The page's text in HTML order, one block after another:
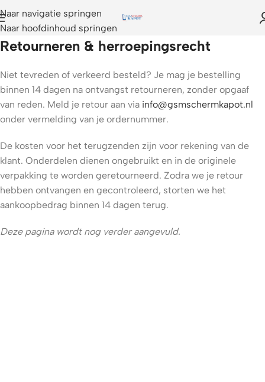
Naar navigatie springen
Naar hoofdinhoud springen
Retourneren & herroepingsrecht
Niet tevreden of verkeerd besteld? Je mag je bestelling
binnen 14 dagen na ontvangst retourneren, zonder opgaaf
van reden. Meld je retour aan via info@gsmschermkapot.nl
onder vermelding van je ordernummer.
De kosten voor het terugzenden zijn voor rekening van de
klant. Onderdelen dienen ongebruikt en in de originele
verpakking te worden geretourneerd. Zodra we je retour
hebben ontvangen en gecontroleerd, storten we het
aankoopbedrag binnen 14 dagen terug.
Deze pagina wordt nog verder aangevuld.